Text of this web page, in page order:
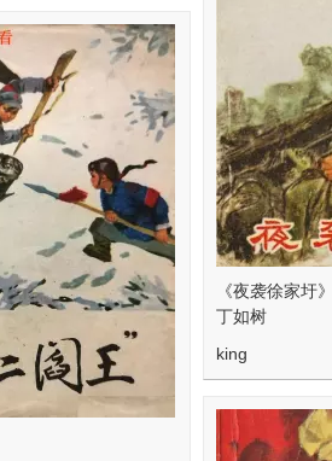
《夜袭徐家圩
丁如树
king